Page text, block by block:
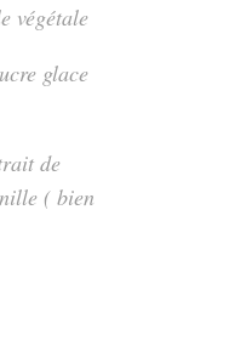
végétale
glace
de
( bien